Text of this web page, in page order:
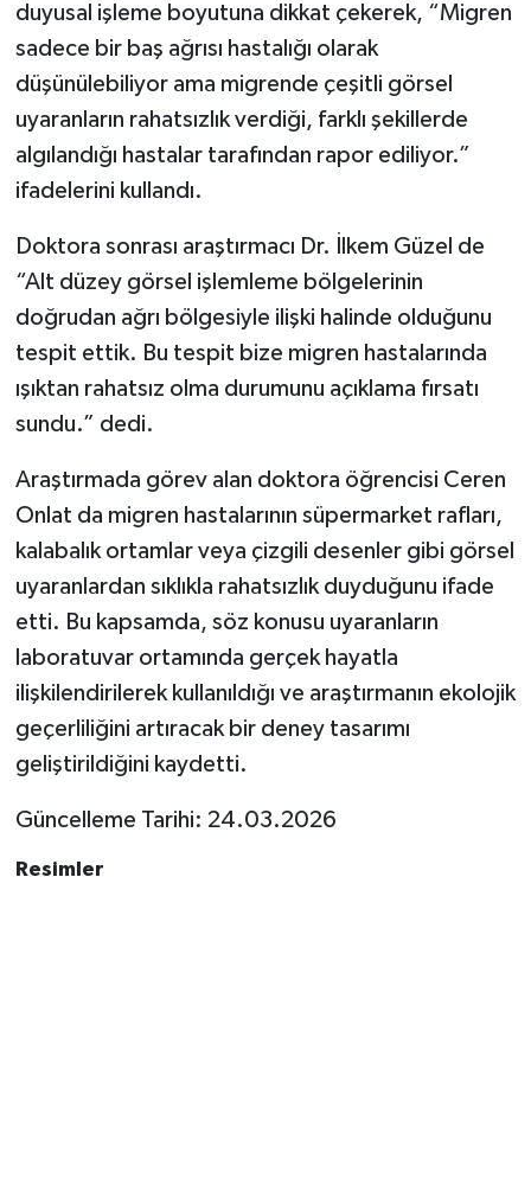
duyusal işleme boyutuna dikkat çekerek, “Migren
sadece bir baş ağrısı hastalığı olarak
düşünülebiliyor ama migrende çeşitli görsel
uyaranların rahatsızlık verdiği, farklı şekillerde
algılandığı hastalar tarafından rapor ediliyor.”
ifadelerini kullandı.
Doktora sonrası araştırmacı Dr. İlkem Güzel de
“Alt düzey görsel işlemleme bölgelerinin
doğrudan ağrı bölgesiyle ilişki halinde olduğunu
tespit ettik. Bu tespit bize migren hastalarında
ışıktan rahatsız olma durumunu açıklama fırsatı
sundu.” dedi.
Araştırmada görev alan doktora öğrencisi Ceren
Onlat da migren hastalarının süpermarket rafları,
kalabalık ortamlar veya çizgili desenler gibi görsel
uyaranlardan sıklıkla rahatsızlık duyduğunu ifade
etti. Bu kapsamda, söz konusu uyaranların
laboratuvar ortamında gerçek hayatla
ilişkilendirilerek kullanıldığı ve araştırmanın ekolojik
geçerliliğini artıracak bir deney tasarımı
geliştirildiğini kaydetti.
Güncelleme Tarihi: 24.03.2026
Resimler